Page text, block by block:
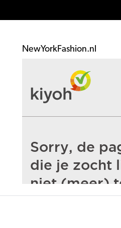
NewYorkFashion.nl